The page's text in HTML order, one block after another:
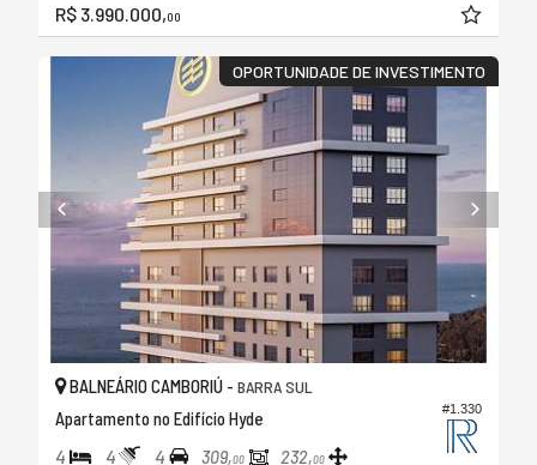
R$ 3.990.000,00
OPORTUNIDADE DE INVESTIMENTO
#1.330
BALNEÁRIO CAMBORIÚ - BARRA SUL
Apartamento no Edifício Hyde
4 4 4 309,00 232,00